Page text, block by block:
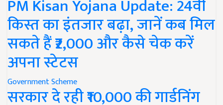
PM Kisan Yojana Update: 24वीं
किस्त का इंतजार बढ़ा, जानें कब मिल
सकते हैं ₹2,000 और कैसे चेक करें
अपना स्टेटस
Government Scheme
सरकार दे रही ₹10,000 की गार्डनिंग